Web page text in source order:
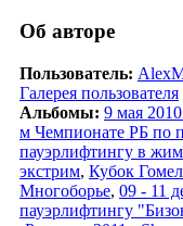
Об авторе
Пользователь:
Галерея пользователя
Альбомы: 9 мая
м Чемпионате РБ по
пауэрлифтингу в
экстрим, Кубок
Многоборье, 09 - 11
пауэрлифтингу